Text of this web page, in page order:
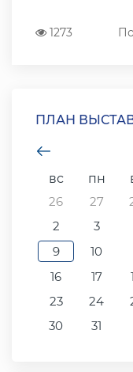
1273
ПЛАН
вс
пн
26
27
2
3
9
10
16
17
23
24
30
31